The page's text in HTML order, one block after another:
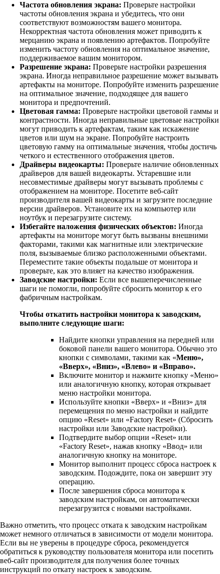
Частота обновления экрана: Проверьте настройки
частоты обновления экрана и убедитесь, что они
соответствуют возможностям вашего монитора.
Некорректная частота обновления может приводить к
мерцанию экрана и появлению артефактов. Попробуйте
изменить частоту обновления на оптимальное значение,
поддерживаемое вашим монитором.
Разрешение экрана: Проверьте настройки разрешения
экрана. Иногда неправильное разрешение может вызывать
артефакты на мониторе. Попробуйте изменить разрешение
на оптимальное значение, подходящее для вашего
монитора и предпочтений.
Цветовая гамма: Проверьте настройки цветовой гаммы и
контрастности. Иногда неправильные цветовые настройки
могут приводить к артефактам, таким как искажение
цветов или шум на экране. Попробуйте настроить
цветовую гамму на оптимальные значения, чтобы достичь
четкого и естественного отображения цветов.
Драйверы видеокарты: Проверьте наличие обновленных
драйверов для вашей видеокарты. Устаревшие или
несовместимые драйверы могут вызывать проблемы с
отображением на мониторе. Посетите веб-сайт
производителя вашей видеокарты и загрузите последние
версии драйверов. Установите их на компьютер или
ноутбук и перезагрузите систему.
Избегайте наложения физических объектов: Иногда
артефакты на мониторе могут быть вызваны внешними
факторами, такими как магнитные или электрические
поля, вызываемые близко расположенными объектами.
Переместите такие объекты подальше от монитора и
проверьте, как это влияет на качество изображения.
Заводские настройки: Если все вышеперечисленные
шаги не помогли, попробуйте сбросить монитор к его
фабричным настройкам.
Чтобы откатить настройки монитора к заводским,
выполните следующие шаги:
Найдите кнопки управления на передней или
боковой панели вашего монитора. Обычно это
кнопки с символами, такими как «Меню»,
«Вверх», «Вниз», «Влево» и «Вправо».
Включите монитор и нажмите кнопку «Меню»
или аналогичную кнопку, которая открывает
меню настройки монитора.
Используйте кнопки «Вверх» и «Вниз» для
перемещения по меню настройки и найдите
опцию «Reset» или «Factory Reset» (Сбросить
настройки или Заводские настройки).
Подтвердите выбор опции «Reset» или
«Factory Reset», нажав кнопку «Ввод» или
аналогичную кнопку на мониторе.
Монитор выполнит процесс сброса настроек к
заводским. Подождите, пока он завершит эту
операцию.
После завершения сброса монитора к
заводским настройкам, он автоматически
перезагрузится с новыми настройками.
Важно отметить, что процесс отката к заводским настройкам
может немного отличаться в зависимости от модели монитора.
Если вы не уверены в процедуре сброса, рекомендуется
обратиться к руководству пользователя монитора или посетить
веб-сайт производителя для получения более точных
инструкций по откату настроек к заводским.